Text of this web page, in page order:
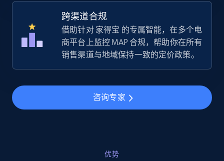
Amazon sellers info
Seller id, URL, Seller name, Description, Detailed
info, Stars, Feedbacks, Return policy, and more.
Seller reviews, Breadcrumbs, Root category, and
跨渠道合规
借助针对 家得宝 的专属智能，在多个电
商平台上监控 MAP 合规，帮助你在所有
销售渠道与地域保持一致的定价政策。
咨询专家
优势